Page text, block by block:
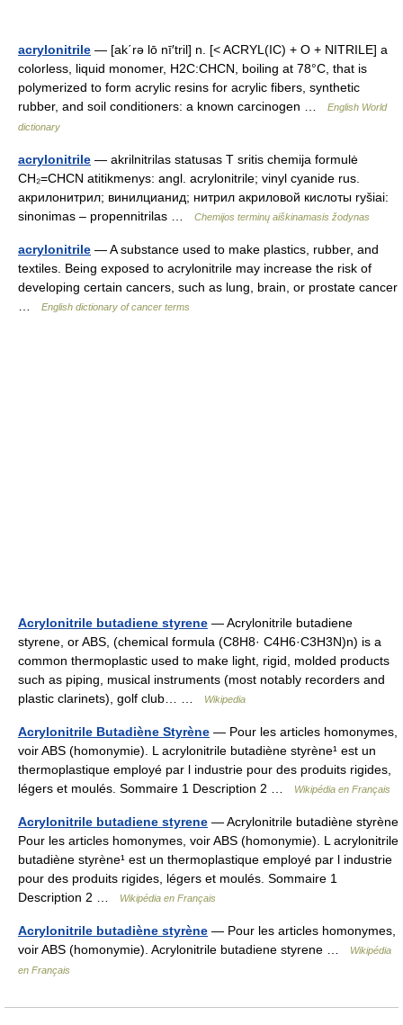
acrylonitrile — [ak΄rə lō nī′tril] n. [< ACRYL(IC) + O + NITRILE] a
colorless, liquid monomer, H2C:CHCN, boiling at 78°C, that is
polymerized to form acrylic resins for acrylic fibers, synthetic
rubber, and soil conditioners: a known carcinogen …
English World
dictionary
acrylonitrile — akrilnitrilas statusas T sritis chemija formulė
CH₂=CHCN atitikmenys: angl. acrylonitrile; vinyl cyanide rus.
акрилонитрил; винилцианид; нитрил акриловой кислоты ryšiai:
sinonimas – propennitrilas …
Chemijos terminų aiškinamasis žodynas
acrylonitrile — A substance used to make plastics, rubber, and
textiles. Being exposed to acrylonitrile may increase the risk of
developing certain cancers, such as lung, brain, or prostate cancer
English dictionary of cancer terms
Acrylonitrile butadiene styrene — Acrylonitrile butadiene
styrene, or ABS, (chemical formula (C8H8· C4H6·C3H3N)n) is a
common thermoplastic used to make light, rigid, molded products
such as piping, musical instruments (most notably recorders and
plastic clarinets), golf club… …
Wikipedia
Acrylonitrile Butadiène Styrène — Pour les articles homonymes,
voir ABS (homonymie). L acrylonitrile butadiène styrène¹ est un
thermoplastique employé par l industrie pour des produits rigides,
légers et moulés. Sommaire 1 Description 2 …
Wikipédia en Français
Acrylonitrile butadiene styrene — Acrylonitrile butadiène styrène
Pour les articles homonymes, voir ABS (homonymie). L acrylonitrile
butadiène styrène¹ est un thermoplastique employé par l industrie
pour des produits rigides, légers et moulés. Sommaire 1
Description 2 …
Wikipédia en Français
Acrylonitrile butadiène styrène — Pour les articles homonymes,
voir ABS (homonymie). Acrylonitrile butadiene styrene …
Wikipédia
en Français